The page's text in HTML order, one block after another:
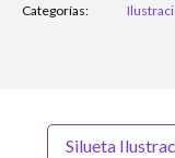
Categorías:
Silueta